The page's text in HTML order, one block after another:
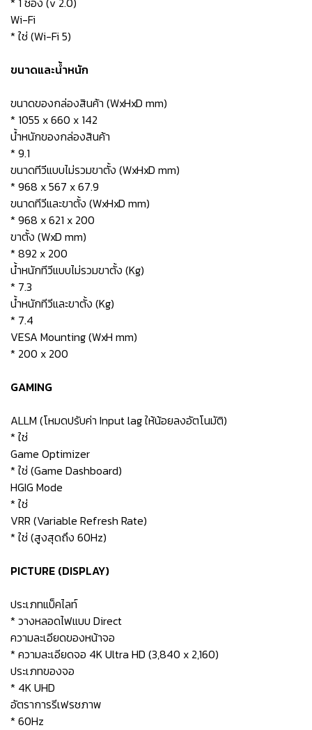
Wi-Fi
* ใช่ (Wi-Fi 5)
ขนาดและน้ำหนัก
ขนาดของกล่องสินค้า (WxHxD mm)
* 1055 x 660 x 142
น้ำหนักของกล่องสินค้า
* 9.1
ขนาดทีวีแบบไม่รวมขาตั้ง (WxHxD mm)
* 968 x 567 x 67.9
ขนาดทีวีและขาตั้ง (WxHxD mm)
* 968 x 621 x 200
ขาตั้ง (WxD mm)
* 892 x 200
น้ำหนักทีวีแบบไม่รวมขาตั้ง (Kg)
* 7.3
น้ำหนักทีวีและขาตั้ง (Kg)
* 7.4
VESA Mounting (WxH mm)
* 200 x 200
GAMING
ALLM (โหมดปรับค่า Input lag ให้น้อยลงอัตโนมัติ)
* ใช่
Game Optimizer
* ใช่ (Game Dashboard)
HGIG Mode
* ใช่
VRR (Variable Refresh Rate)
* ใช่ (สูงสุดถึง 60Hz)
PICTURE (DISPLAY)
ประเภทแบ็คไลท์
* วางหลอดไฟแบบ Direct
ความละเอียดของหน้าจอ
* ความละเอียดจอ 4K Ultra HD (3,840 x 2,160)
ประเภทของจอ
* 4K UHD
อัตราการรีเฟรชภาพ
* 60Hz